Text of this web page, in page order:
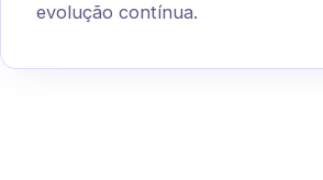
evolução contínua.